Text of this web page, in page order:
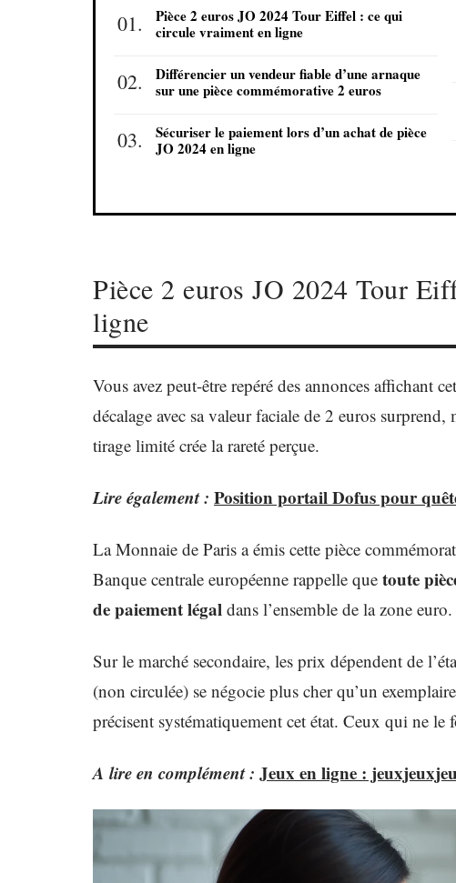
Pièce 2 euros JO 2024 Tour Eiffel : ce qui
circule vraiment en ligne
Différencier un vendeur fiable d’une arnaque
sur une pièce commémorative 2 euros
Sécuriser le paiement lors d’un achat de pièce
JO 2024 en ligne
Pièce 2 euros JO 2024 Tour
ligne
Vous avez peut-être repéré des annonces affichant
décalage avec sa valeur faciale de 2 euros
tirage limité crée la rareté perçue.
Lire également : Position portail Dofus pour
La Monnaie de Paris a émis cette pièce
Banque centrale européenne rappelle que toute
de paiement légal dans l’ensemble de la zone
Sur le marché secondaire, les prix dépendent de
(non circulée) se négocie plus cher qu’un
précisent systématiquement cet état. Ceux qui ne le
A lire en complément : Jeux en ligne :